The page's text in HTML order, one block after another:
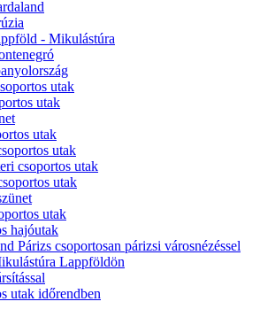
- Mikulástúra
utak
utak
utak
utak
csoportos utak
utak
utak
hajóutak
Párizs csoportosan párizsi városnézéssel
Lappföldön
utak időrendben